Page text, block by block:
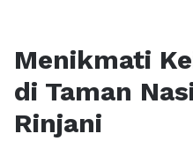
Menikmati
di Taman
Rinjani